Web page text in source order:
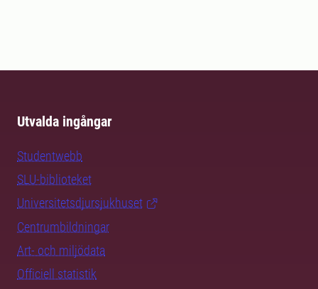
Utvalda ingångar
Studentwebb
SLU-biblioteket
Universitetsdjursjukhuset
Centrumbildningar
Art- och miljödata
Officiell statistik